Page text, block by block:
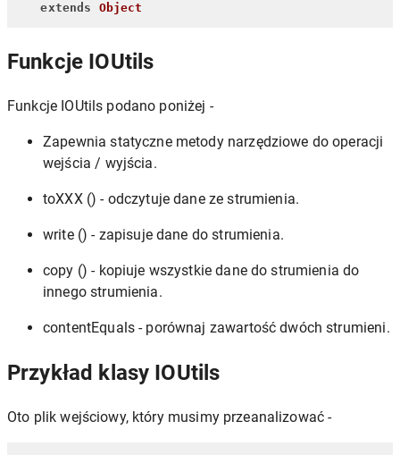
extends
Object
Funkcje IOUtils
Funkcje IOUtils podano poniżej -
Zapewnia statyczne metody narzędziowe do operacji
wejścia / wyjścia.
toXXX () - odczytuje dane ze strumienia.
write () - zapisuje dane do strumienia.
copy () - kopiuje wszystkie dane do strumienia do
innego strumienia.
contentEquals - porównaj zawartość dwóch strumieni.
Przykład klasy IOUtils
Oto plik wejściowy, który musimy przeanalizować -